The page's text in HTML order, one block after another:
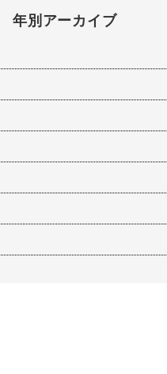
年別アーカイブ